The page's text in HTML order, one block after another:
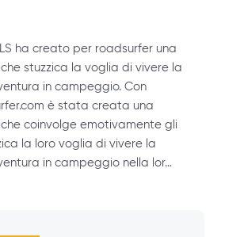
ha creato per roadsurfer una
stuzzica la voglia di vivere la
in campeggio. Con
è stata creata una
coinvolge emotivamente gli
la loro voglia di vivere la
in campeggio nella lor…